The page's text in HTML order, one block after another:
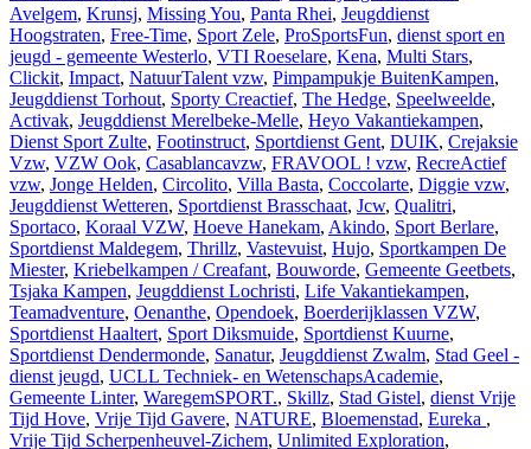
Avelgem, Krunsj, Missing You, Panta Rhei, Jeugddienst
Hoogstraten, Free-Time, Sport Zele, ProSportsFun, dienst sport en
jeugd - gemeente Westerlo, VTI Roeselare, Kena, Multi Stars,
Clickit, Impact, NatuurTalent vzw, Pimpampukje BuitenKampen,
Jeugddienst Torhout, Sporty Creactief, The Hedge, Speelweelde,
Activak, Jeugddienst Merelbeke-Melle, Heyo Vakantiekampen,
Dienst Sport Zulte, Footinstruct, Sportdienst Gent, DUIK, Crejaksie
Vzw, VZW Ook, Casablancavzw, FRAVOOL ! vzw, RecreActief
vzw, Jonge Helden, Circolito, Villa Basta, Coccolarte, Diggie vzw,
Jeugddienst Wetteren, Sportdienst Brasschaat, Jcw, Qualitri,
Sportaco, Koraal VZW, Hoeve Hanekam, Akindo, Sport Berlare,
Sportdienst Maldegem, Thrillz, Vastevuist, Hujo, Sportkampen De
Miester, Kriebelkampen / Creafant, Bouworde, Gemeente Geetbets,
Tsjaka Kampen, Jeugddienst Lochristi, Life Vakantiekampen,
Teamadventure, Oenanthe, Opendoek, Boerderijklassen VZW,
Sportdienst Haaltert, Sport Diksmuide, Sportdienst Kuurne,
Sportdienst Dendermonde, Sanatur, Jeugddienst Zwalm, Stad Geel -
dienst jeugd, UCLL Techniek- en WetenschapsAcademie,
Gemeente Linter, WaregemSPORT., Skillz, Stad Gistel, dienst Vrije
Tijd Hove, Vrije Tijd Gavere, NATURE, Bloemenstad, Eureka ,
Vrije Tijd Scherpenheuvel-Zichem, Unlimited Exploration,